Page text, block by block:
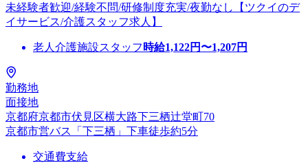
未経験者歓迎/経験不問/研修制度充実/夜勤なし【ツクイのデ
イサービス/介護スタッフ求人】
老人介護施設スタッフ 時給1,122円〜1,207円
勤務地
面接地
京都府京都市伏見区横大路下三栖辻堂町70
京都市営バス「下三栖」下車徒歩約5分
交通費支給